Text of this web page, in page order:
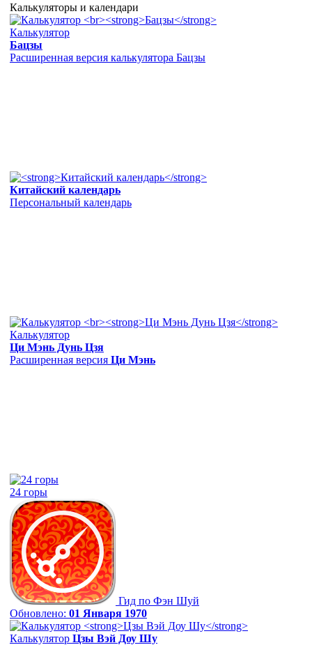
Калькуляторы и календари
Калькулятор
Бацзы
Расширенная версия калькулятора Бацзы
Китайский календарь
Персональный календарь
Калькулятор
Ци Мэнь Дунь Цзя
Расширенная версия Ци Мэнь
24 горы
Гид по Фэн Шуй
Обновлено: 01 Января 1970
Калькулятор Цзы Вэй Доу Шу